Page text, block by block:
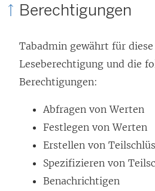
Berechtigungen
Tabadmin gewährt für diese
Leseberechtigung und die
Berechtigungen:
Abfragen von Werten
Festlegen von Werten
Erstellen von
Spezifizieren von
Benachrichtigen